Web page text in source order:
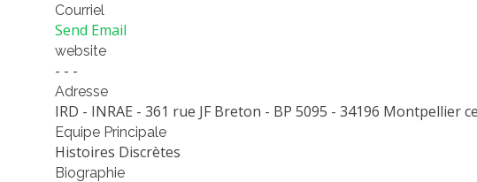
Courriel
Send Email
website
- - -
Adresse
IRD - INRAE - 361 rue JF Breton - BP 5095 - 34196 Montpellier
Equipe Principale
Histoires Discrètes
Biographie